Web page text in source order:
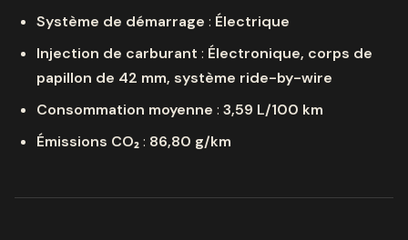
Système de démarrage : Électrique
Injection de carburant : Électronique, corps de
papillon de 42 mm, système ride-by-wire
Consommation moyenne : 3,59 L/100 km
Émissions CO₂: 86,80 g/km